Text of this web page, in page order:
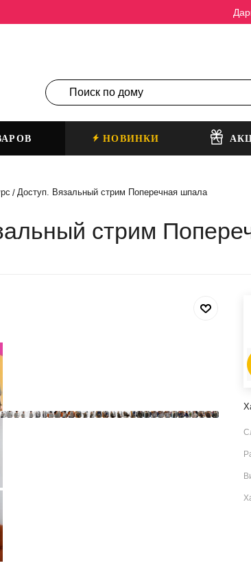
НОВИНКИ
/ Доступ. Вязальный стрим Поперечная шпала
стрим